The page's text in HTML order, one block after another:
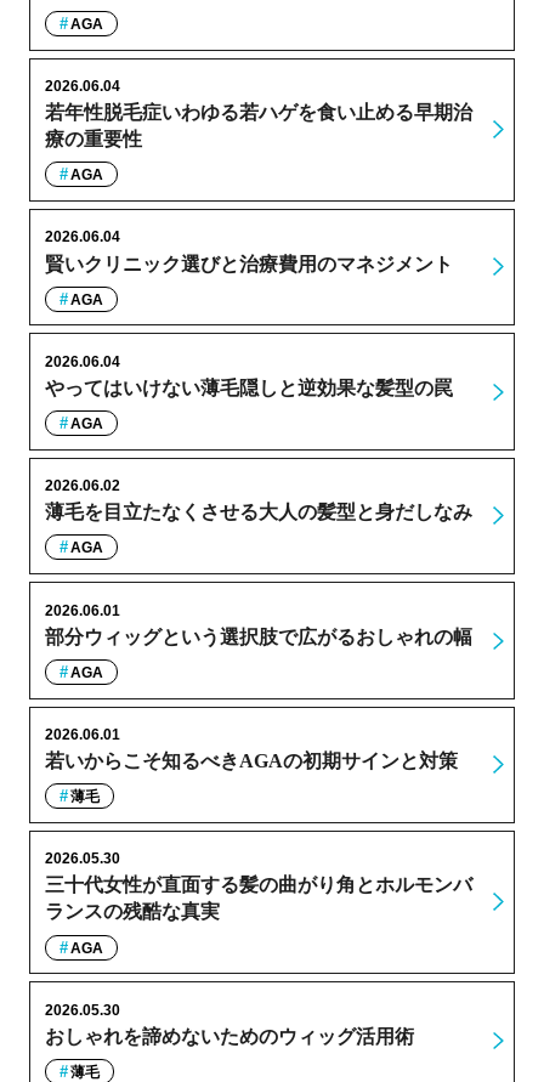
AGA
若年性脱毛症いわゆる若ハゲを食い止める早期治
療の重要性
2026.06.04
AGA
賢いクリニック選びと治療費用のマネジメント
2026.06.04
AGA
やってはいけない薄毛隠しと逆効果な髪型の罠
2026.06.04
AGA
薄毛を目立たなくさせる大人の髪型と身だしなみ
2026.06.02
AGA
部分ウィッグという選択肢で広がるおしゃれの幅
2026.06.01
AGA
若いからこそ知るべきAGAの初期サインと対策
2026.06.01
薄毛
三十代女性が直面する髪の曲がり角とホルモンバ
ランスの残酷な真実
2026.05.30
AGA
おしゃれを諦めないためのウィッグ活用術
2026.05.30
薄毛